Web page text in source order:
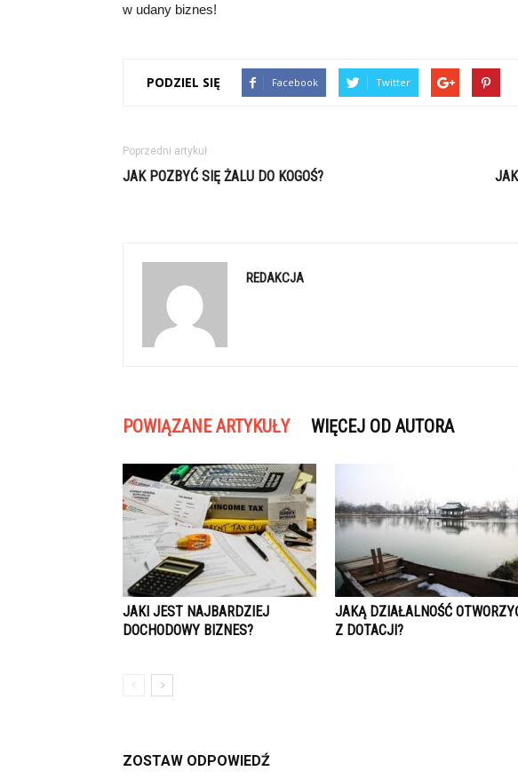
w udany biznes!
PODZIEL SIĘ Facebook Twitter
Poprzedni artykuł
JAK POZBYĆ SIĘ ŻALU DO KOGOŚ?
REDAKCJA
POWIĄZANE ARTYKUŁY WIĘCEJ OD AUTORA
JAKI JEST NAJBARDZIEJ
DOCHODOWY BIZNES?
JAKĄ DZIAŁALNOŚĆ
Z DOTACJI?
ZOSTAW ODPOWIEDŹ